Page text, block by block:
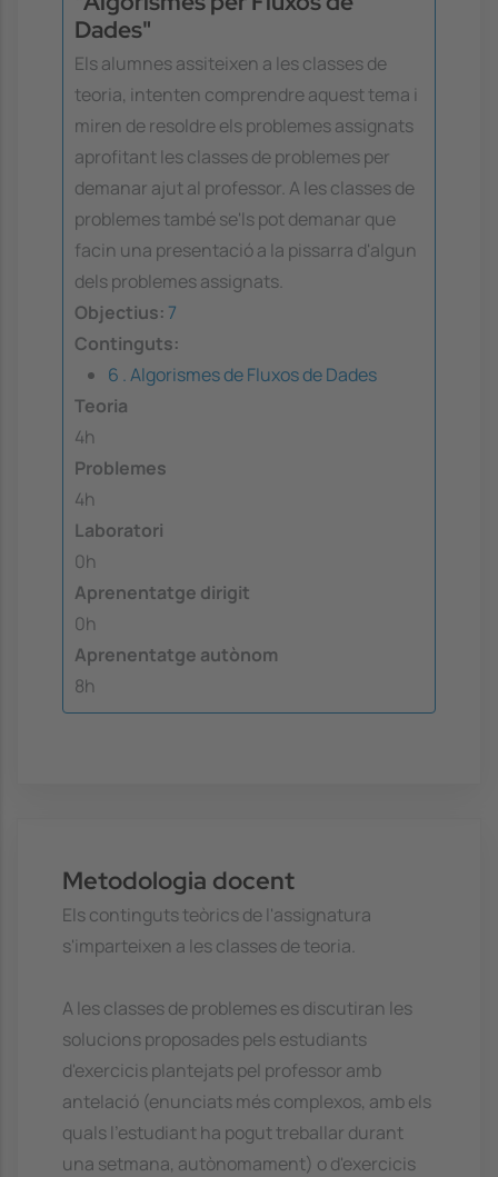
Dades"
Els alumnes assiteixen a les classes de
teoria, intenten comprendre aquest tema i
miren de resoldre els problemes assignats
aprofitant les classes de problemes per
demanar ajut al professor. A les classes de
problemes també se'ls pot demanar que
facin una presentació a la pissarra d'algun
dels problemes assignats.
Objectius: 7
Continguts:
6 . Algorismes de Fluxos de Dades
Teoria
4h
Problemes
4h
Laboratori
0h
Aprenentatge dirigit
0h
Aprenentatge autònom
8h
Metodologia docent
Els continguts teòrics de l'assignatura
s'imparteixen a les classes de teoria.
A les classes de problemes es discutiran les
solucions proposades pels estudiants
d'exercicis plantejats pel professor amb
antelació (enunciats més complexos, amb els
quals l'estudiant ha pogut treballar durant
una setmana, autònomament) o d'exercicis